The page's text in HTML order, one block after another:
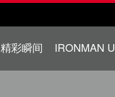
精彩瞬间 IRONMAN U